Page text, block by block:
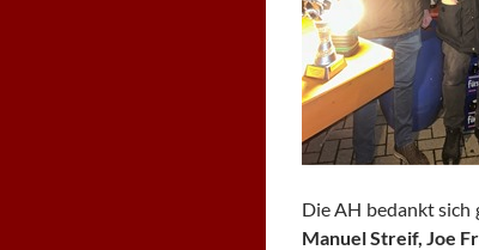
Die AH bedankt sich
Manuel Streif, Joe